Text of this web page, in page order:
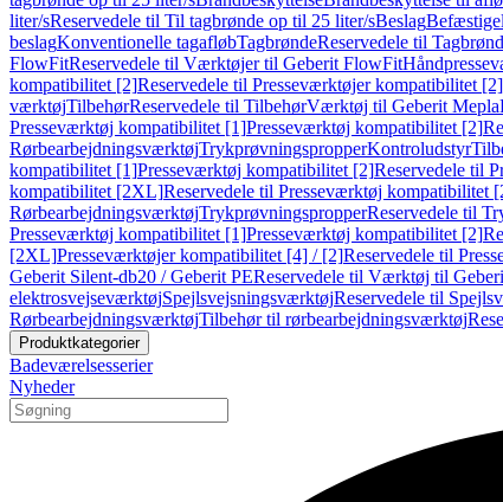
liter/sReservedele til Til tagbrønde op til 25 liter/sBeslag
beslagKonventionelle tagafløbTagbrøndeReservedele til
FlowFitReservedele til Værktøjer til Geberit FlowFit
kompatibilitet [2]Reservedele til Presseværktøjer kompatibilitet [2]
værktøjTilbehørReservedele til TilbehørVærktøj til Geberit Mepla
Presseværktøj kompatibilitet [1]Presseværktøj kompatibilitet [2]
RørbearbejdningsværktøjTrykprøvningspropperKontroludstyr
kompatibilitet [1]Presseværktøj kompatibilitet [2]Reservedele til
kompatibilitet [2XL]Reservedele til Presseværktøj kompatibilitet
RørbearbejdningsværktøjTrykprøvningspropperReservedele til
Presseværktøj kompatibilitet [1]Presseværktøj kompatibilitet [2]
[2XL]Presseværktøjer kompatibilitet [4] / [2]Reservedele til
Geberit Silent-db20 / Geberit PEReservedele til Værktøj til
elektrosvejseværktøjSpejlsvejsningsværktøjReservedele til
RørbearbejdningsværktøjTilbehør til rørbearbejdningsværktøj
Produktkategorier
Badeværelsesserier
Nyheder